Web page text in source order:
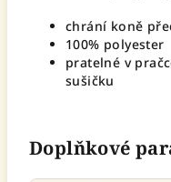
chrání koně
100% polyester
pratelné v
sušičku
Doplňkové